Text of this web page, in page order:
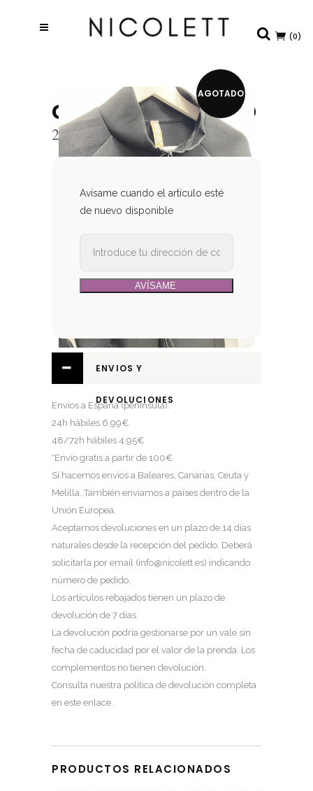
(0)
AGOTADO
CHÁNDAL NEGRO
26,90€
Avísame cuando el artículo esté
de nuevo disponible
ENVIOS Y
DEVOLUCIONES
Envíos a España (península):
24h hábiles 6,99€
48/72h hábiles 4,95€
*Envío gratis a partir de 100€
Sí hacemos envíos a Baleares, Canarias, Ceuta y
Melilla. También enviamos a países dentro de la
Unión Europea.
Aceptamos devoluciones en un plazo de 14 días
naturales desde la recepción del pedido. Deberá
solicitarla por email (info@nicolett.es) indicando
número de pedido.
Los artículos rebajados tienen un plazo de
devolución de 7 días
La devolución podría gestionarse por un vale sin
fecha de caducidad por el valor de la prenda. Los
complementos no tienen devolución.
Consulta nuestra política de devolución completa
en este enlace.
PRODUCTOS RELACIONADOS